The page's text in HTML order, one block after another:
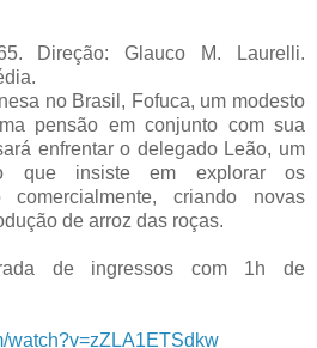
Direção: Glauco M. Laurelli.
no Brasil, Fofuca, um modesto
pensão em conjunto com sua
enfrentar o delegado Leão, um
que insiste em explorar os
criando novas
de arroz das roças.
de ingressos com 1h de
watch?v=zZLA1ETSdkw